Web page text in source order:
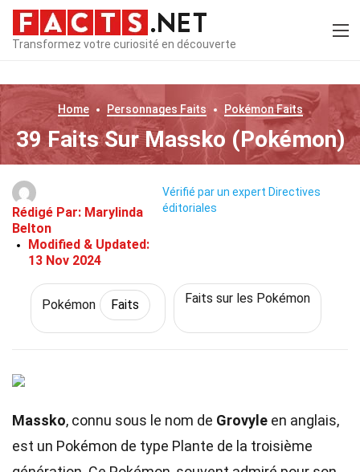
Transformez votre curiosité en découverte
Home Personnages Faits PokémonFaits
39 Faits Sur Massko (Pokémon)
Rédigé Par: Marylinda
Belton
Modified & Updated:
13 Nov 2024
Vérifié par un expert Directives
éditoriales
Pokémon Faits Faits sur les Pokémon
Massko, connu sous le nom de Grovyle en anglais,
est un Pokémon de type Plante de la troisième